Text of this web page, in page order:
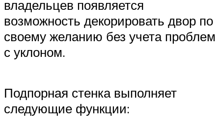
владельцев появляется
возможность декорировать двор по
своему желанию без учета проблем
с уклоном.
Подпорная стенка выполняет
следующие функции: